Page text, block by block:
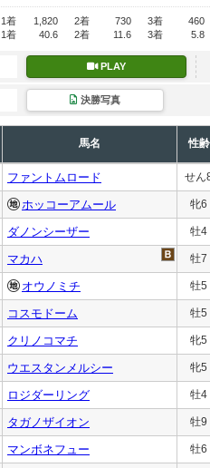
1着 1,820 2着 730 3着
460
1着 40.6 2着 11.6 3着 5.8
PLAY
決勝写真
馬名 性齢
ファントムロード せん
ホッコーアムール 牝6
ダノンシーザー 牡4
マカハ 牡7
オウノミチ 牡5
コスモドーム 牡5
クリノコマチ 牝5
ウエスタンメルシー 牝5
ロジダーリング 牡4
タガノザイオン 牡9
マンボネフュー 牡6